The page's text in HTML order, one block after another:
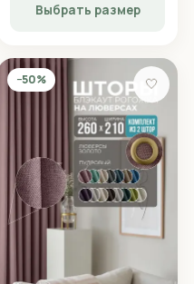
Выбрать размер
−50% 🤍